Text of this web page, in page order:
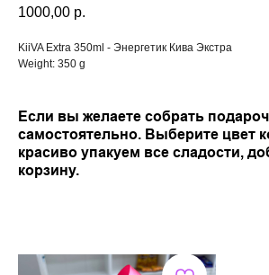
1000,00 р.
KiiVA Extra 350ml - Энергетик Кива Экстра
Weight: 350 g
Если вы желаете собрать
самостоятельно. Выберите цвет
красиво упакуем все сладости,
корзину.